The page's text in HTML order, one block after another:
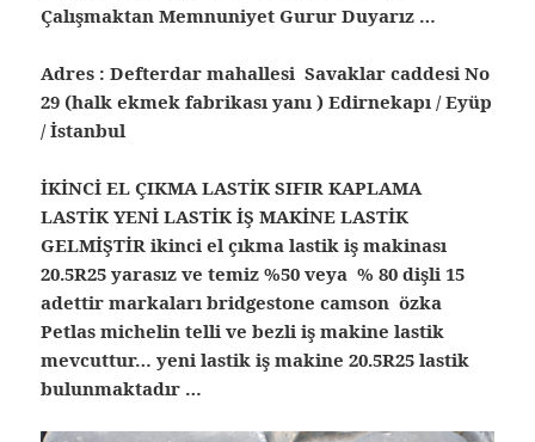
Çalışmaktan Memnuniyet Gurur Duyarız …
Adres : Defterdar mahallesi Savaklar caddesi No
29 (halk ekmek fabrikası yanı ) Edirnekapı / Eyüp
/ İstanbul
İKİNCİ EL ÇIKMA LASTİK SIFIR KAPLAMA
LASTİK YENİ LASTİK İŞ MAKİNE LASTİK
GELMİŞTİR ikinci el çıkma lastik iş makinası
20.5R25 yarasız ve temiz %50 veya % 80 dişli 15
adettir markaları bridgestone camson özka
Petlas michelin telli ve bezli iş makine lastik
mevcuttur… yeni lastik iş makine 20.5R25 lastik
bulunmaktadır …